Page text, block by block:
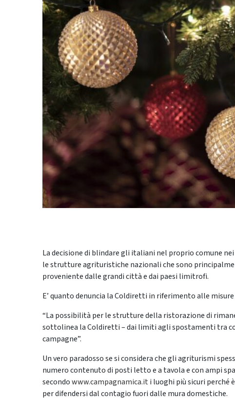
La decisione di blindare gli italiani nel proprio comune
le strutture agrituristiche nazionali che sono
proveniente dalle grandi città e dai paesi limitrofi.
E’ quanto denuncia la Coldiretti in riferimento alle
“La possibilità per le strutture della ristorazione di
sottolinea la Coldiretti – dai limiti agli spostamenti tra
campagne”.
Un vero paradosso se si considera che gli agriturismi
numero contenuto di posti letto e a tavola e con ampi
secondowww.campagnamica.it i luoghi più sicuri perché
per difendersi dal contagio fuori dalle mura domestiche.